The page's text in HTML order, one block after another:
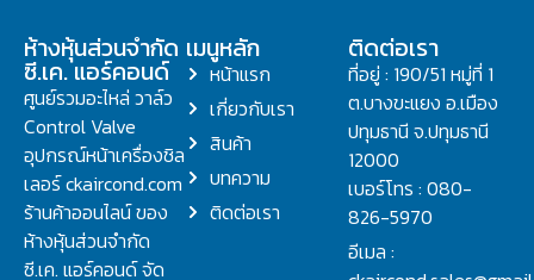
ห้างหุ้นส่วนจำกัด
ซี.เค. แอร์คอนด์
ศูนย์รวมอะไหล่ วาล์ว
Control Valve
อุปกรณ์หน้าเครื่องชิล
เลอร์ ckaircond.com
ร้านค้าออนไลน์ ของ
ห้างหุ้นส่วนจำกัด
ซี.เค. แอร์คอนด์ จัด
เมนูหลัก
หน้าแรก
เกี่ยวกับเรา
สินค้า
บทความ
ติดต่อเรา
ติดต่อเรา
ที่อยู่ : 190/51 หมู่ที่ 1
ต.บางขะแยง อ.เมือง
ปทุมธานี จ.ปทุมธานี
12000
เบอร์โทร : 080-
826-5970
อีเมล :